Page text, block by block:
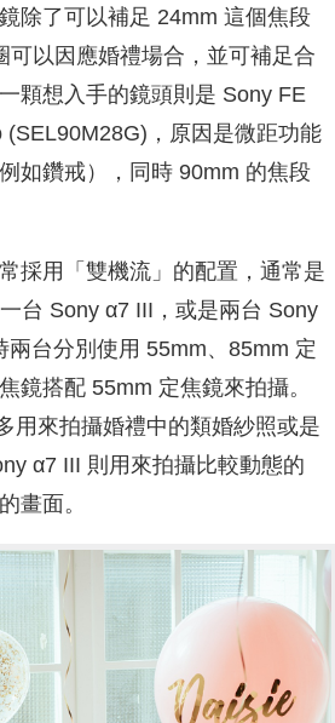
除了可以補足 24mm 這個焦段
可以因應婚禮場合，並可補足合
顆想入手的鏡頭則是 Sony FE
，原因是微距功能
如鑽戒），同時 90mm 的焦段
採用「雙機流」的配置，通常是
台 Sony α7 III，或是兩台 Sony
台分別使用 55mm、85mm 定
鏡搭配 55mm 定焦鏡來拍攝。
用來拍攝婚禮中的類婚紗照或是
α7 III 則用來拍攝比較動態的
畫面。